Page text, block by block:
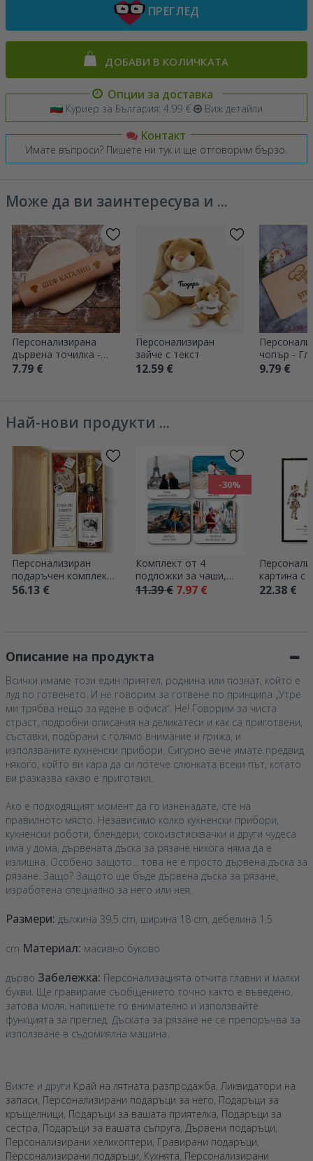
ПРЕГЛЕД
ДОБАВИ В КОЛИЧКАТА
Опции за доставка
Куриер за България: 4.99 € Виж детайли
Контакт
Имате въпроси? Пишете ни тук и ще отговорим бързо.
Може да ви заинтересува и ...
Персонализирана
дървена точилка -
Шеф
7.79 €
Персонализиран
зайче с текст
12.59 €
чопър -
готвач
9.79 €
Най-нови продукти ...
Персонализиран
подаръчен комплект
за сватба
56.13 €
-30%
Комплект от 4
подложки за чаши,
персонализирани с
11.39 €7.97 €
картина с
снимки –
22.38 €
Описание на продукта
Всички имаме този един приятел, роднина или познат, който е
луд по готвенето. И не говорим за готвене по принципа „Утре
ми трябва нещо за ядене в офиса“. Не! Говорим за чиста
страст, подробни описания на деликатеси и как са приготвени,
съставки, подбрани с голямо внимание и грижа, и
използваните кухненски прибори. Сигурно вече имате предвид
някого, който ви кара да си потече слюнката всеки път, когато
ви разказва какво е приготвил.
Ако е подходящият момент да го изненадате, сте на
правилното място. Независимо колко кухненски прибори,
кухненски роботи, блендери, сокоизстисквачки и други чудеса
има у дома, дървената дъска за рязане никога няма да е
излишна. Особено защото... това не е просто дървена дъска за
рязане. Защо? Защото ще бъде дървена дъска за рязане,
изработена специално за него или нея.
Размери: дължина 39,5 cm, ширина 18 cm, дебелина 1,5
cm Материал: масивно буково
дърво Забележка: Персонализацията отчита главни и малки
букви. Ще гравираме съобщението точно както е въведено,
затова моля, напишете го внимателно и използвайте
функцията за преглед. Дъската за рязане не се препоръчва за
използване в съдомиялна машина.
Вижте и други Край на лятната разпродажба, Ликвидатори на
запаси, Персонализирани подаръци за него, Подаръци за
кръщелници, Подаръци за вашата приятелка, Подаръци за
сестра, Подаръци за вашата съпруга, Дървени подаръци,
Персонализирани хеликоптери, Гравирани подаръци,
Персонализирани подаръци, Кухнята, Персонализирани